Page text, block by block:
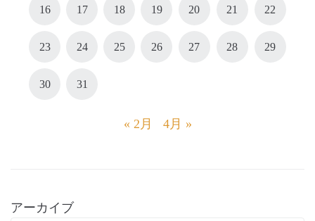
16 17 18 19 20 21 22
23 24 25 26 27 28 29
30 31
« 2月 4月 »
アーカイブ